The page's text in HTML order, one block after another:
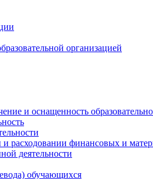
организацией
и оснащенность
расходовании финансовых и
деятельности
обучающихся